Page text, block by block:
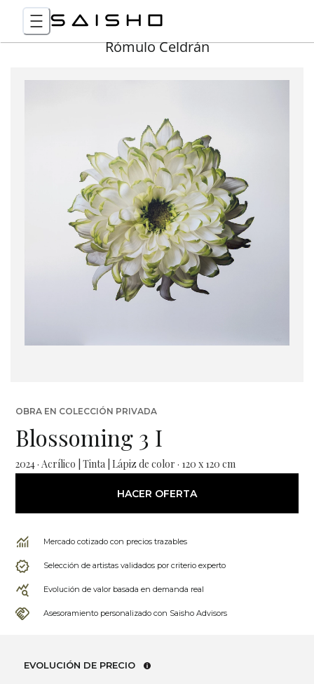
Rómulo Celdrán
OBRA EN COLECCIÓN PRIVADA
Blossoming 3 I
2024 · Acrílico | Tinta | Lápiz de color · 120 x 120 cm
HACER OFERTA
Mercado cotizado con precios trazables
Selección de artistas validados por criterio experto
Evolución de valor basada en demanda real
Asesoramiento personalizado con Saisho Advisors
EVOLUCIÓN DE PRECIO